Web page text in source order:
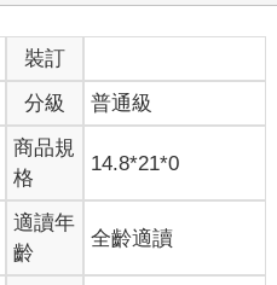
裝訂
分級 普通級
商品規
格
14.8*21*0
適讀年
齡
全齡適讀